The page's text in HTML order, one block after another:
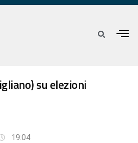
su elezioni
19:04